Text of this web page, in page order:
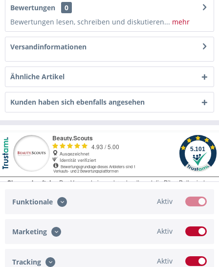
Bewertungen
0
Bewertungen lesen, schreiben und diskutieren... mehr
Versandinformationen
Ähnliche Artikel
Kunden haben sich ebenfalls angesehen
Service Hotline
Shop Service
Funktionale Aktiv
Marketing Aktiv
Tracking Aktiv